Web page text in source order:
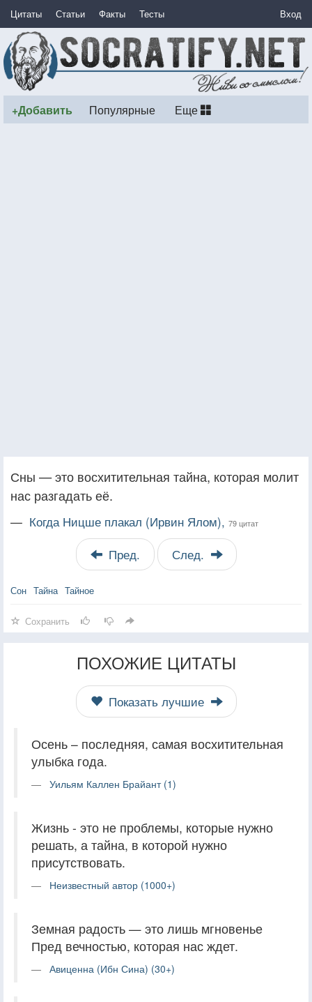
Цитаты Статьи Факты Тесты Вход
+Добавить Популярные Еще
Сны — это восхитительная тайна, которая молит
нас разгадать её.
— Когда Ницше плакал (Ирвин Ялом), 79 цитат
Пред. След.
Сон Тайна Тайное
Сохранить
ПОХОЖИЕ ЦИТАТЫ
Показать лучшие
Осень – последняя, самая восхитительная
улыбка года.
Уильям Каллен Брайант (1)
Жизнь - это не проблемы, которые нужно
решать, а тайна, в которой нужно
присутствовать.
Неизвестный автор (1000+)
Земная радость — это лишь мгновенье
Пред вечностью, которая нас ждет.
Авиценна (Ибн Сина) (30+)